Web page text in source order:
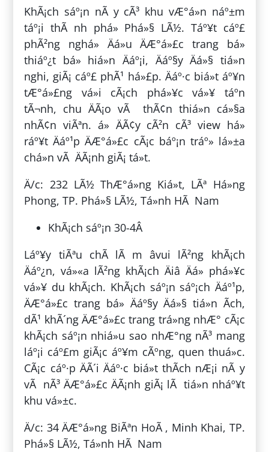
KhÃ¡ch sáº¡n nÃ y cÃ³ khu vÆ°á»n náº±m
táº¡i thÃ nh phá» Phá»§ LÃ½. Táº¥t cáº£
phÃ²ng nghá» Äá»u ÄÆ°á»£c trang bá»
thiáº¿t bá» hiá»n Äáº¡i, Äáº§y Äá»§ tiá»n
nghi, giÃ¡ cáº£ phÃ¹ há»£p. Äáº·c biá»t áº¥n
tÆ°á»£ng vá»i cÃ¡ch phá»¥c vá»¥ táº­n
tÃ¬nh, chu ÄÃ¡o vÃ thÃ¢n thiá»n cá»§a
nhÃ¢n viÃªn. á» ÄÃ¢y cÃ²n cÃ³ view há»
ráº¥t Äáº¹p ÄÆ°á»£c cÃ¡c báº¡n tráº» lá»±a
chá»n vÃ ÄÃ¡nh giÃ¡ tá»t.
Ä/c: 232 LÃ½ ThÆ°á»ng Kiá»t, LÃª Há»ng
Phong, TP. Phá»§ LÃ½, Tá»nh HÃ Nam
KhÃ¡ch sáº¡n 30-4Â
Láº¥y tiÃªu chÃ­ lÃ m âvui lÃ²ng khÃ¡ch
Äáº¿n, vá»«a lÃ²ng khÃ¡ch Äiâ Äá» phá»¥c
vá»¥ du khÃ¡ch. KhÃ¡ch sáº¡n sáº¡ch Äáº¹p,
ÄÆ°á»£c trang bá» Äáº§y Äá»§ tiá»n Ã­ch,
dÃ¹ khÃ´ng ÄÆ°á»£c trang trá»ng nhÆ° cÃ¡c
khÃ¡ch sáº¡n nhiá»u sao nhÆ°ng nÃ³ mang
láº¡i cáº£m giÃ¡c áº¥m cÃºng, quen thuá»c.
CÃ¡c cáº·p ÄÃ´i Äáº·c biá»t thÃ­ch nÆ¡i nÃ y
vÃ nÃ³ ÄÆ°á»£c ÄÃ¡nh giÃ¡ lÃ tiá»n nháº¥t
khu vá»±c.
Ä/c: 34 ÄÆ°á»ng BiÃªn HoÃ , Minh Khai, TP.
Phá»§ LÃ½, Tá»nh HÃ Nam